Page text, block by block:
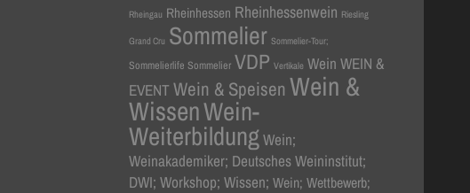
Rheingau Rheinhessen Rheinhessenwein Riesling
Grand Cru Sommelier Sommelier-Tour;
Sommelierlife Sommelier VDP Vertikale Wein WEIN &
EVENT Wein & Speisen Wein &
WissenWein-
WeiterbildungWein;
Weinakademiker; Deutsches Weininstitut;
DWI; Workshop; Wissen; Wein; Wettbewerb;